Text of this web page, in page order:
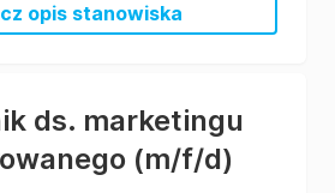
opis stanowiska
ds. marketingu
(m/f/d)